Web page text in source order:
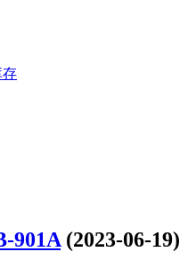
存
901A (2023-06-19)